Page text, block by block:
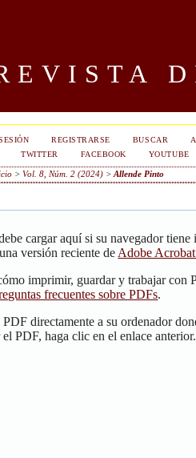
REGISTRARSE BUSCAR
TWITTER FACEBOOK YOUTUBE
> Vol. 8, Núm. 2 (2024)> Allende Pinto
cargar aquí si su navegador
versión reciente de Adobe
imprimir, guardar y trabajar con
frecuentes sobre PDFs.
directamente a su ordenador
PDF, haga clic en el enlace anterior.